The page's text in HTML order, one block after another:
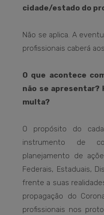
cidade/estado do
Não se aplica. A
profissionais caberá
O que acontece
não se apresentar?
multa?
O propósito do
instrumento de
planejamento de
Federais, Estaduais,
frente a suas
propagação do
profissionais nos